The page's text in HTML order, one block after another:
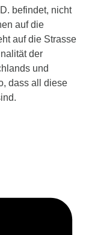
befindet, nicht
auf die
auf die Strasse
der
und
dass all diese